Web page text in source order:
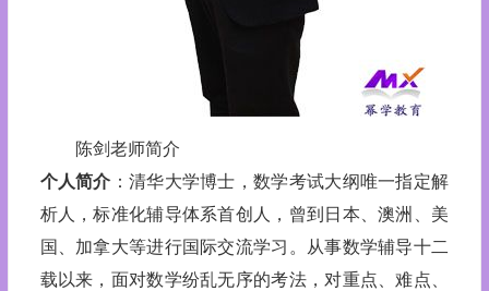
陈剑老师简介
个人简介 ：清华大学博士，数学考试大纲唯一指定解
析人，标准化辅导体系首创人，曾到日本、澳洲、美
国、加拿大等进行国际交流学习。从事数学辅导十二
载以来，面对数学纷乱无序的考法，对重点、难点、